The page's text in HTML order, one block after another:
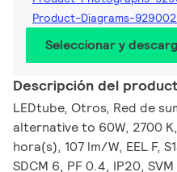
Product-Diagrams-
Seleccionar y
Descripción del
LEDtube, Otros, Red de
alternative to 60W, 2700
hora(s), 107 lm/W, EEL F,
SDCM 6, PF 0.4, IP20, SVM